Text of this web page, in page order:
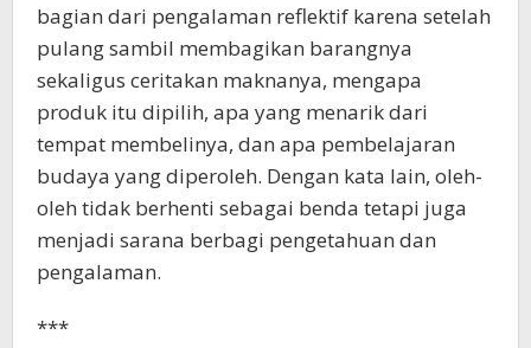
bagian dari pengalaman reflektif karena setelah
pulang sambil membagikan barangnya
sekaligus ceritakan maknanya, mengapa
produk itu dipilih, apa yang menarik dari
tempat membelinya, dan apa pembelajaran
budaya yang diperoleh. Dengan kata lain, oleh-
oleh tidak berhenti sebagai benda tetapi juga
menjadi sarana berbagi pengetahuan dan
pengalaman.
***